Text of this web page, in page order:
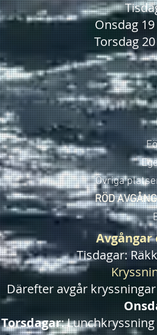
Onsdag
Torsdag
Övriga
RÖD
Avgångar
Tisdagar:
Därefter avgår
Torsdagar: